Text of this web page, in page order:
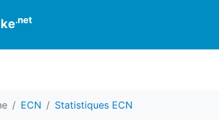
.net
ECN Statistiques ECN